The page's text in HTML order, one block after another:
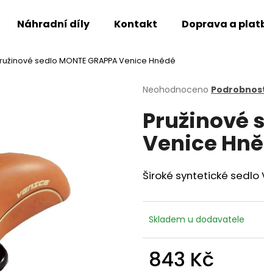
Náhradní díly Kontakt Doprava a
sedlo MONTE GRAPPA Venice Hnědé
Průměrné
produktu
je
0,0
z
hvězdiček.
Neohodnoceno
Pružinové
Venice
Široké syntetické sedlo
Skladem u dodavatele
843 Kč
Co potřebujete najít?
HLEDAT
Doporučujeme